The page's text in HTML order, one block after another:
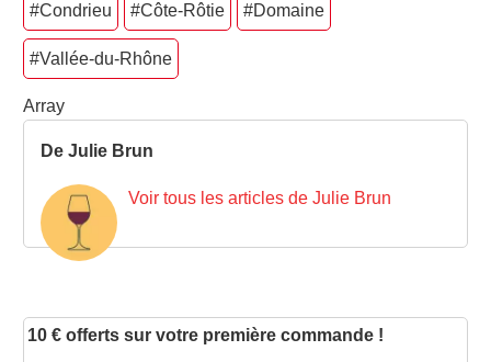
#Condrieu #Côte-Rôtie #Domaine
#Vallée-du-Rhône
Array
De Julie Brun
Voir tous les articles de Julie Brun
10 € offerts sur votre première commande !